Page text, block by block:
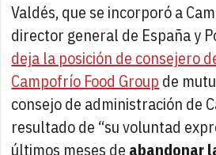
Valdés, que se incorporó a
director general de España y
deja la posición de consejero
Campofrío Food Group de
consejo de administración de
resultado de “su voluntad
últimos meses de abandonar